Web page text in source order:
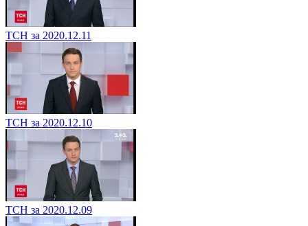
ТСН за 2020.12.11
ТСН за 2020.12.10
ТСН за 2020.12.09